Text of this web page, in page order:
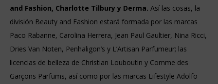
and Fashion, Charlotte Tilbury y Derma. Así las cosas, la
división Beauty and Fashion estará formada por las marcas
Paco Rabanne, Carolina Herrera, Jean Paul Gaultier, Nina Ricci,
Dries Van Noten, Penhaligon’s y L’Artisan Parfumeur; las
licencias de belleza de Christian Louboutin y Comme des
Garçons Parfums, así como por las marcas Lifestyle Adolfo